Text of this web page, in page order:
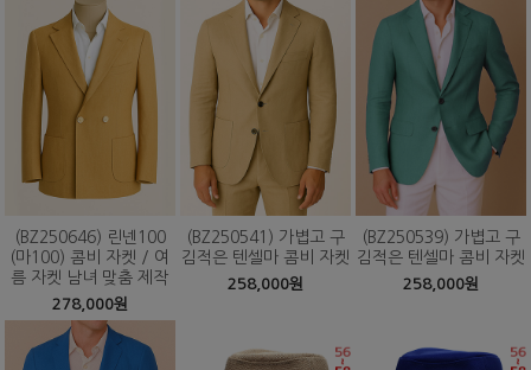
(BZ250646) 린넨100
(마100) 콤비 자켓 / 여
름 자켓 남녀 맞춤 제작
278,000원
(BZ250541) 가볍고 구
김적은 텐셀마 콤비 자켓
258,000원
(BZ250539) 가볍고 구
김적은 텐셀마 콤비 자켓
258,000원